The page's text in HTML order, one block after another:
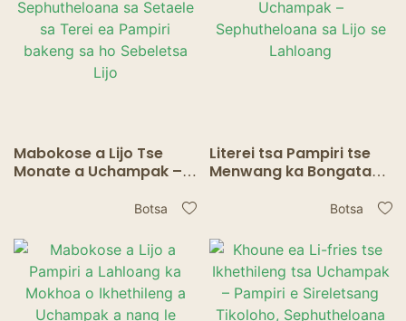
Mabokose a Lijo Tse
Monate a Uchampak –
Setaele sa Terei ea
Sebeletsa Lijo
Botsa
Literei tsa Pampiri tse
Menwang ka Bongata
Sephutheloana sa Lijo
Botsa